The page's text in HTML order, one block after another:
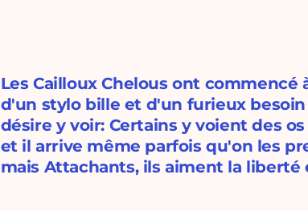
Les Cailloux Chelous ont commencé
d'un stylo bille et d'un furieux
désire y voir: Certains y voient des
et il arrive même parfois qu'on les
mais Attachants, ils aiment la liberté